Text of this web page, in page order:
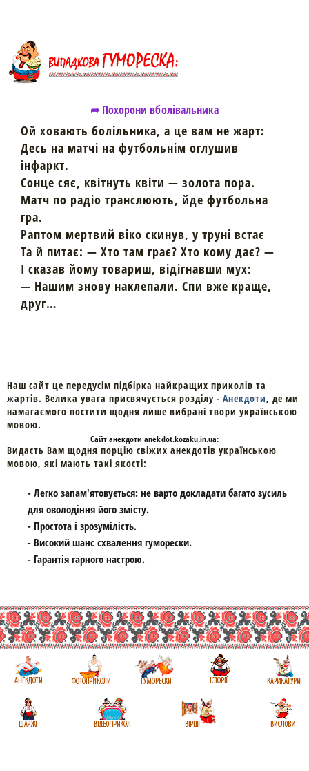
➦ Похорони вболівальника
Ой ховають болільника, а це вам не жарт:
Десь на матчі на футбольнім оглушив
інфаркт.
Сонце сяє, квітнуть квіти — золота пора.
Матч по радіо транслюють, йде футбольна
гра.
Раптом мертвий віко скинув, у труні встає
Та й питає: — Хто там грає? Хто кому дає? —
І сказав йому товариш, відігнавши мух:
— Нашим знову наклепали. Спи вже краще,
друг…
Наш сайт це передусім підбірка найкращих приколів та
жартів. Велика увага присвячується розділу - Анекдоти, де ми
намагаємого постити щодня лише вибрані твори українською
мовою.
Cайтанекдоти anekdot.kozaku.in.ua:
Видасть Вам щодня порцію свіжих анекдотів українською
мовою, які мають такі якості:
- Легко запам'ятовується: не варто докладати багато зусиль
для оволодіння його змісту.
- Простота і зрозумілість.
- Високий шанс схвалення гуморески.
- Гарантія гарного настрою.